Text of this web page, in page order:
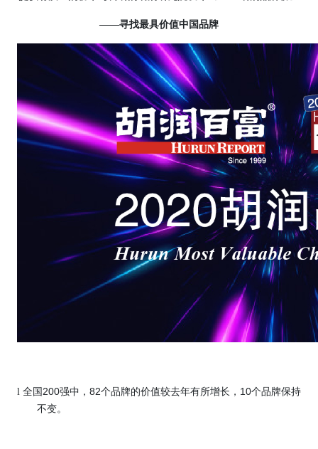
——寻找最具价值中国品牌
l 全国 200强中， 82个品牌的价值较去年有所增长， 10个品牌保持
不变。